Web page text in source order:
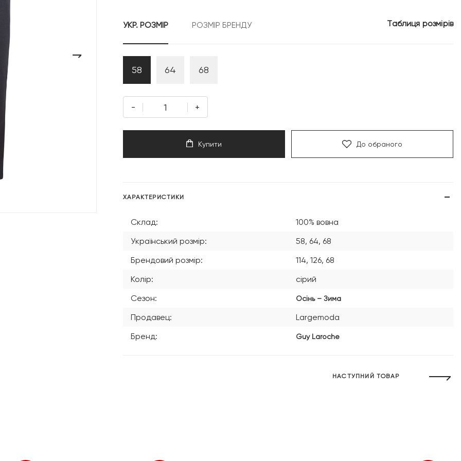
999 грн.
УКР. РОЗМІР РОЗМІР БРЕНДУ Таблиця розмірів
58 64 68
- +
Купити До обраного
ХАРАКТЕРИСТИКИ
Склад:
100% вовна
Український розмір:
58, 64, 68
Брендовий розмір:
114, 126, 68
Колір:
сірий
Сезон:
Осінь – Зима
Продавец:
Largemoda
Бренд:
Guy Laroche
НАСТУПНИЙ ТОВАР